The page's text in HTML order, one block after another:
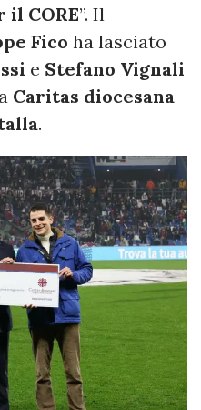
il CORE”. Il
Fico ha lasciato
e Stefano Vignali
Caritas diocesana
.